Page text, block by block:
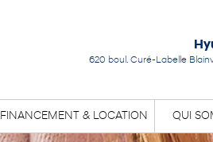
620 boul. Curé-Labelle
FINANCEMENT & LOCATION QUI